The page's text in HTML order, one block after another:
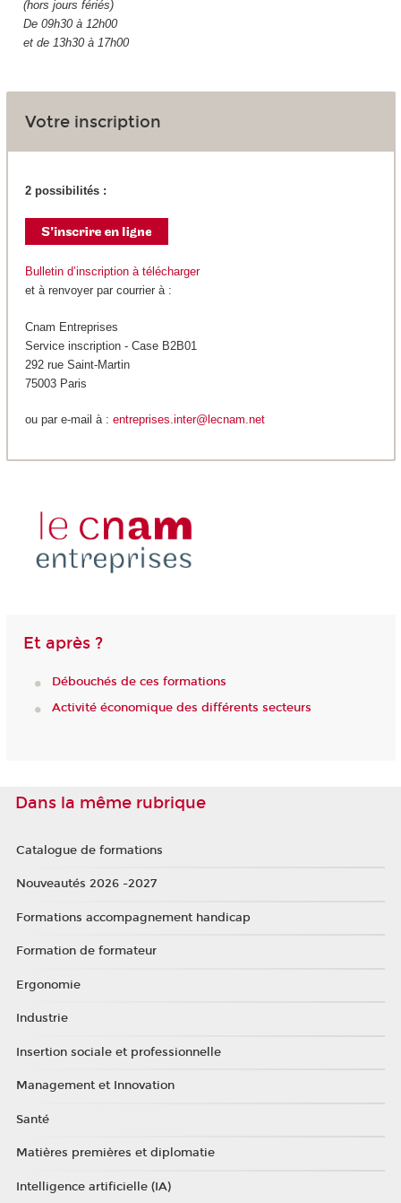
(hors jours fériés)
De 09h30 à 12h00
et de 13h30 à 17h00
Votre inscription
2 possibilités :
Bulletin d’inscription à télécharger
et à renvoyer par courrier à :
Cnam Entreprises
Service inscription - Case B2B01
292 rue Saint-Martin
75003 Paris
ou par e-mail à : entreprises.inter@lecnam.net
Et après ?
Débouchés de ces formations
Activité économique des différents secteurs
Dans la même rubrique
Catalogue de formations
Nouveautés 2026 -2027
Formations accompagnement handicap
Formation de formateur
Ergonomie
Industrie
Insertion sociale et professionnelle
Management et Innovation
Santé
Matières premières et diplomatie
Intelligence artificielle (IA)